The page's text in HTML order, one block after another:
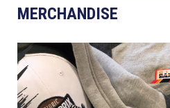
MERCHANDISE